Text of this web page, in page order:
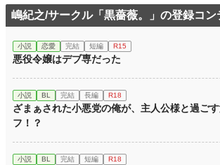
年間ポイント 5,109 pt (45,473 位)
嶋紀之/サークル「黒薔薇。」の登録コン
小説 恋愛 完結 短編 R15
悪役令嬢はデブ専だった
小説 BL 完結 長編 R18
ざまぁされた小悪党の俺が、主人公様と過ご
フ！？
小説 BL 完結 短編 R18